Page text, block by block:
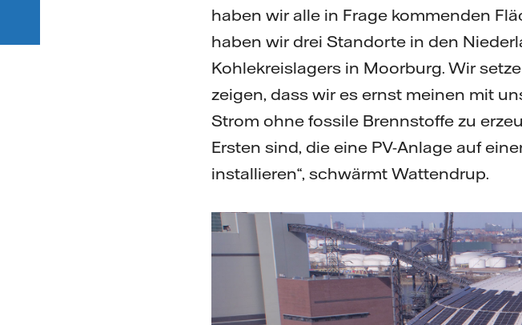
haben wir alle in Frage kommenden
haben wir drei Standorte in den
Kohlekreislagers in Moorburg. Wir
zeigen, dass wir es ernst meinen mit
Strom ohne fossile Brennstoffe zu
Ersten sind, die eine PV-Anlage auf
installieren“, schwärmt Wattendrup.